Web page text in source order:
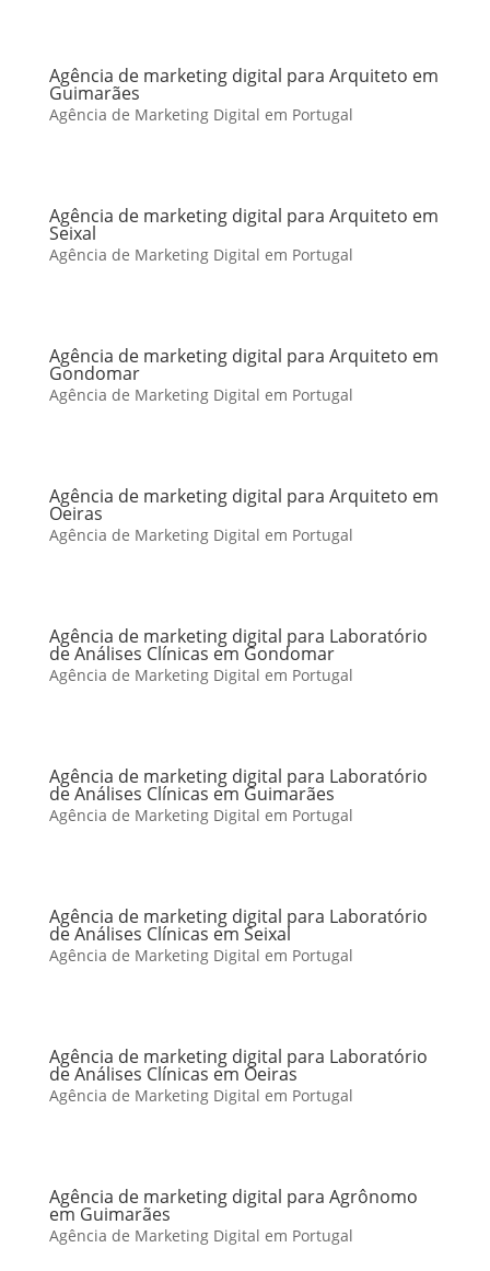
Agência de marketing digital para Arquiteto em
Guimarães
Agência de Marketing Digital em Portugal
Agência de marketing digital para Arquiteto em
Seixal
Agência de Marketing Digital em Portugal
Agência de marketing digital para Arquiteto em
Gondomar
Agência de Marketing Digital em Portugal
Agência de marketing digital para Arquiteto em
Oeiras
Agência de Marketing Digital em Portugal
Agência de marketing digital para Laboratório
de Análises Clínicas em Gondomar
Agência de Marketing Digital em Portugal
Agência de marketing digital para Laboratório
de Análises Clínicas em Guimarães
Agência de Marketing Digital em Portugal
Agência de marketing digital para Laboratório
de Análises Clínicas em Seixal
Agência de Marketing Digital em Portugal
Agência de marketing digital para Laboratório
de Análises Clínicas em Oeiras
Agência de Marketing Digital em Portugal
Agência de marketing digital para Agrônomo
em Guimarães
Agência de Marketing Digital em Portugal